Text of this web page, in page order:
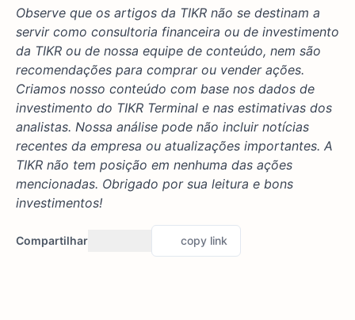
Observe que os artigos da TIKR não se destinam a
servir como consultoria financeira ou de investimento
da TIKR ou de nossa equipe de conteúdo, nem são
recomendações para comprar ou vender ações.
Criamos nosso conteúdo com base nos dados de
investimento do TIKR Terminal e nas estimativas dos
analistas. Nossa análise pode não incluir notícias
recentes da empresa ou atualizações importantes. A
TIKR não tem posição em nenhuma das ações
mencionadas. Obrigado por sua leitura e bons
investimentos!
Compartilhar copy link